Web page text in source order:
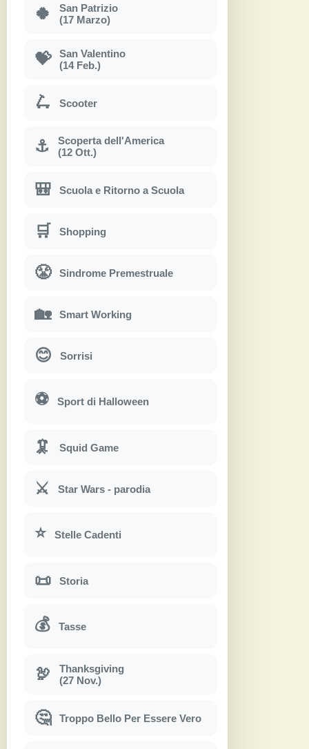
🍀
San Patrizio
(17 Marzo)
💝
San Valentino
(14 Feb.)
🛴 Scooter
⚓
Scoperta dell'America
(12 Ott.)
🎒 Scuola e Ritorno a Scuola
🛒 Shopping
😤 Sindrome Premestruale
🏡 Smart Working
😊 Sorrisi
⚽ Sport di Halloween
🦑 Squid Game
⚔ Star Wars - parodia
⭐ Stelle Cadenti
📜 Storia
💰 Tasse
🦃
Thanksgiving
(27 Nov.)
🤔 Troppo Bello Per Essere Vero